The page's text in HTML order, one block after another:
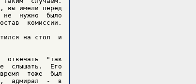
вы имели перед
не  нужно  было
комиссии.
на стол  и
отвечать  "так
слышать.  Его
тоже  был
адмирал  -  в